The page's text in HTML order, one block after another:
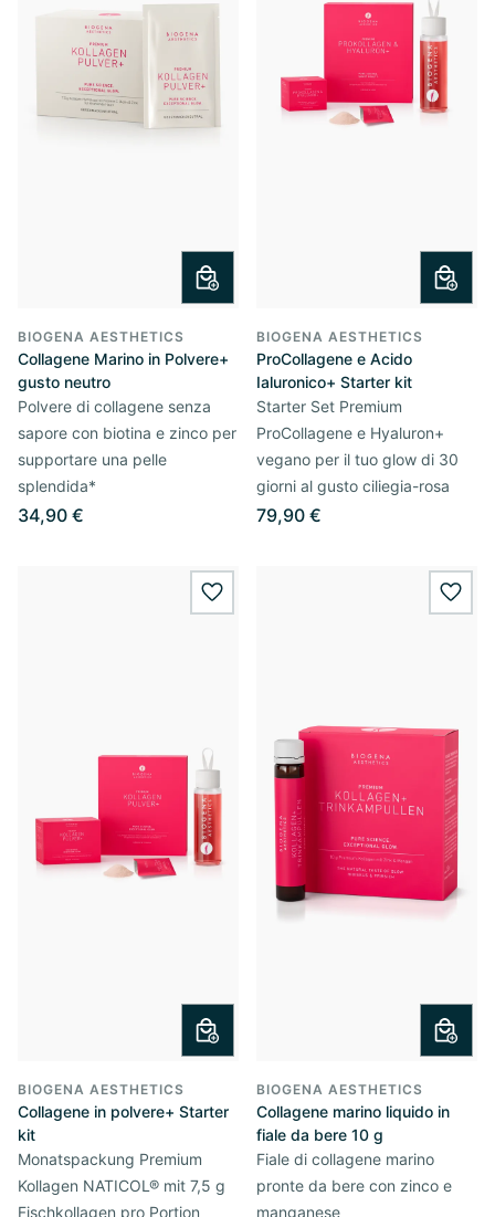
BIOGENA AESTHETICS
Collagene Marino in Polvere+
gusto neutro
Polvere di collagene senza
sapore con biotina e zinco per
supportare una pelle
splendida*
34,90 €
BIOGENA AESTHETICS
ProCollagene e Acido
Ialuronico+ Starter kit
Starter Set Premium
ProCollagene e Hyaluron+
vegano per il tuo glow di 30
giorni al gusto ciliegia-rosa
79,90 €
wishlist.add
BIOGENA AESTHETICS
Collagene in polvere+ Starter
kit
Monatspackung Premium
Kollagen NATICOL® mit 7,5 g
Fischkollagen pro Portion
BIOGENA AESTHETICS
Collagene marino liquido in
fiale da bere 10 g
Fiale di collagene marino
pronte da bere con zinco e
manganese